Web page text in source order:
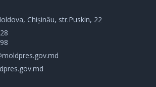
Chișinău, str.Puskin, 22